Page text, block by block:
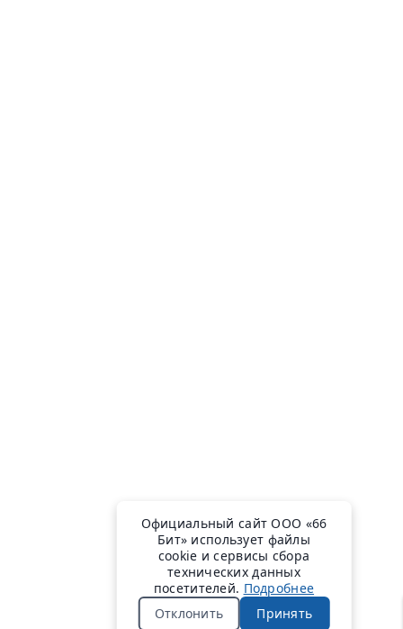
Официальный сайт ООО «66
Бит» использует файлы
cookie и сервисы сбора
технических данных
посетителей. Подробнее
Отклонить
Принять